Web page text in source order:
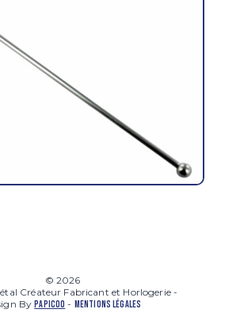
© 2026
Créateur Fabricant et Horlogerie -
ByPAPICOO - MENTIONS LÉGALES